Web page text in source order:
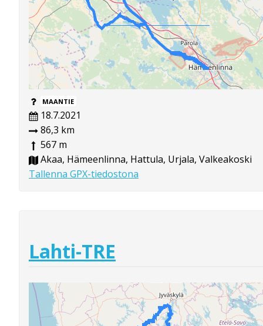
MAANTIE
18.7.2021
86,3 km
567 m
Akaa, Hämeenlinna, Hattula, Urjala, Valkeakoski
Tallenna GPX-tiedostona
Lahti-TRE